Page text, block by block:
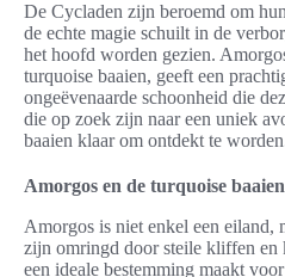
De Cycladen zijn beroemd om
de echte magie schuilt in de
het hoofd worden gezien.
turquoise baaien, geeft een
ongeëvenaarde schoonheid die
die op zoek zijn naar een uniek
baaien klaar om ontdekt te
Amorgos en de turquoise baaien
Amorgos is niet enkel een eiland,
zijn omringd door steile kliffen en
een ideale bestemming maakt